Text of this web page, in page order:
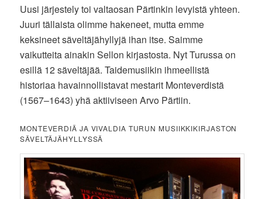
Uusi järjestely toi valtaosan Pärtinkin levyistä yhteen.
Juuri tällaista olimme hakeneet, mutta emme
keksineet säveltäjähyllyjä ihan itse. Saimme
vaikutteita ainakin Sellon kirjastosta. Nyt Turussa on
esillä 12 säveltäjää. Taidemusiikin ihmeellistä
historiaa havainnollistavat mestarit Monteverdistä
(1567–1643) yhä aktiiviseen Arvo Pärtiin.
MONTEVERDIÄ JA VIVALDIA TURUN MUSIIKKIKIRJASTON
SÄVELTÄJÄHYLLYSSÄ